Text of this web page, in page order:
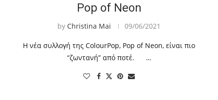
Pop of Neon
by Christina Mai 09/06/2021
Η νέα συλλογή της ColourPop, Pop of Neon, είναι πιο
“ζωντανή” από ποτέ. …